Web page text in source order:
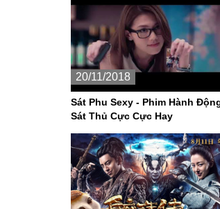
20/11/2018
Sát Phu Sexy - Phim Hành
Sát Thủ Cực Cực Hay